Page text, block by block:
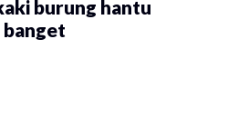
burung hantu